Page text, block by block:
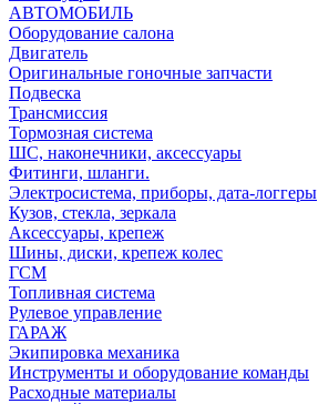
АВТОМОБИЛЬ
Оборудование салона
Двигатель
Оригинальные гоночные запчасти
Подвеска
Трансмиссия
Тормозная система
ШС, наконечники, аксессуары
Фитинги, шланги.
Электросистема, приборы, дата-логгеры
Кузов, стекла, зеркала
Аксессуары, крепеж
Шины, диски, крепеж колес
ГСМ
Топливная система
Рулевое управление
ГАРАЖ
Экипировка механика
Инструменты и оборудование команды
Расходные материалы